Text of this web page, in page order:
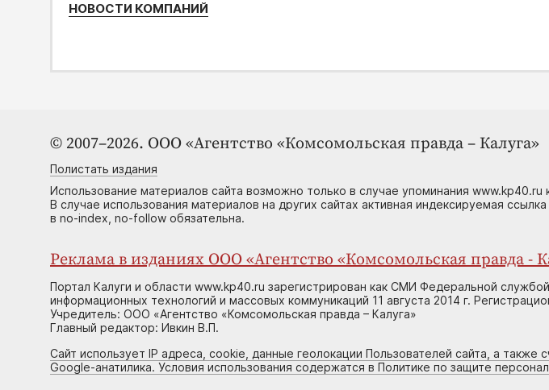
НОВОСТИ КОМПАНИЙ
© 2007–2026. ООО «Агентство «Комсомольская правда – Калуга»
Полистать издания
Использование материалов сайта возможно только в случае упоминания www.kp40.ru
В случае использования материалов на других сайтах активная индексируемая
в no-index, no-follow обязательна.
Реклама в изданиях ООО «Агентство «Комсомольская правда -
Портал Калуги и области www.kp40.ru зарегистрирован как СМИ Федеральной
информационных технологий и массовых коммуникаций 11 августа 2014 г.
Учредитель: ООО «Агентство «Комсомольская правда – Калуга»
Главный редактор: Ивкин В.П.
Сайт использует IP адреса, cookie, данные геолокации Пользователей сайта, а также
Google-анатилика. Условия использования содержатся в Политике по защите